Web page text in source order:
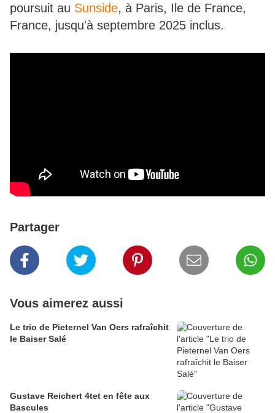
poursuit au Sunside, à Paris, Ile de France,
France, jusqu'à septembre 2025 inclus.
Partager
Vous aimerez aussi
Le trio de Pieternel Van Oers rafraîchit
le Baiser Salé
Gustave Reichert 4tet en fête aux
Bascules